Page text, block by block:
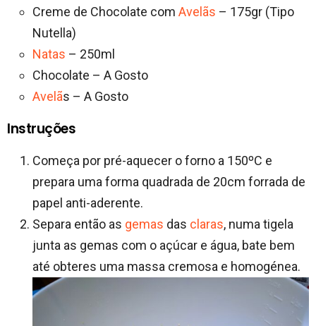
Creme de Chocolate com Avelãs – 175gr (Tipo
Nutella)
Natas – 250ml
Chocolate – A Gosto
Avelãs – A Gosto
Instruções
Começa por pré-aquecer o forno a 150ºC e
prepara uma forma quadrada de 20cm forrada de
papel anti-aderente.
Separa então as gemas das claras, numa tigela
junta as gemas com o açúcar e água, bate bem
até obteres uma massa cremosa e homogénea.